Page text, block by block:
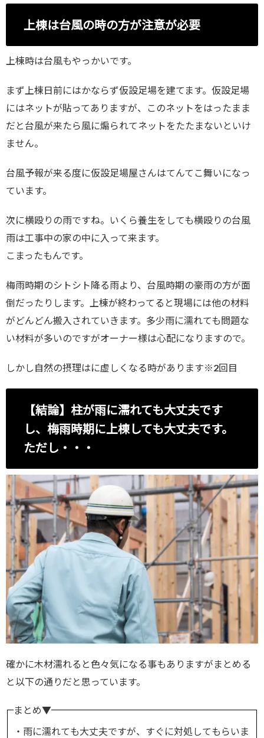
上棟は台風の時の方が注意が必要
上棟時は台風もやっかいです。
まず上棟日前にはかならず仮設足場を建てます。仮設足場
にはネットが貼ってありますが、このネットをはったまま
だと台風が来たら風に煽られてネットをたたまないといけ
ません。
台風予報が来る度に仮設足場屋さんはてんてこ舞いになっ
ています。
次に横殴りの雨ですね。いくら養生をしても横殴りの台風
雨は工事中の家の中に入って来ます。
こまったもんです。
梅雨時期のシトシト降る雨より、台風時期の豪雨の方が面
倒だったりします。上棟が終わってると現場には他の材料
がどんどん搬入されていきます。多少雨に濡れても問題な
い材料が多いのですがオーナー様は心配になりますので。
しかし自然の摂理はに虚しくなる時があります※2回目
【結論】柱が雨に濡れても大丈夫です
し、梅雨時期に上棟しても大丈夫です。
ただし・・・
確かに木材濡れると色々気になる事もありますがまとめる
と以下の通りだと思っています。
まとめ▼
・雨に濡れても大丈夫ですが、すぐに対処してもらいま